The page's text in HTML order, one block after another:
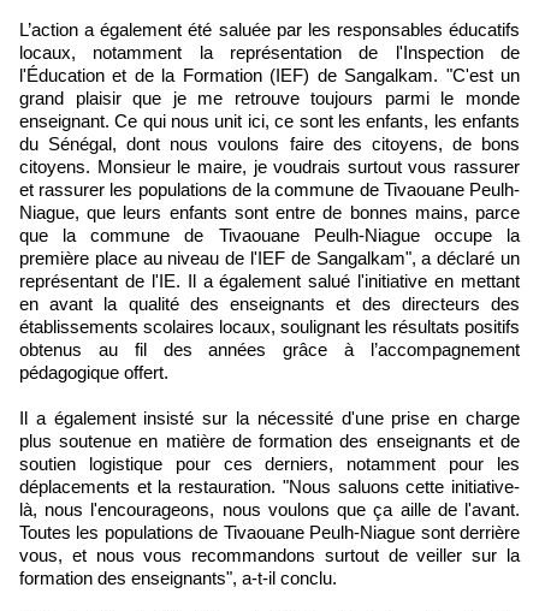
L’action a également été saluée par les responsables éducatifs
locaux, notamment la représentation de l'Inspection de
l'Éducation et de la Formation (IEF) de Sangalkam. "C'est un
grand plaisir que je me retrouve toujours parmi le monde
enseignant. Ce qui nous unit ici, ce sont les enfants, les enfants
du Sénégal, dont nous voulons faire des citoyens, de bons
citoyens. Monsieur le maire, je voudrais surtout vous rassurer
et rassurer les populations de la commune de Tivaouane Peulh-
Niague, que leurs enfants sont entre de bonnes mains, parce
que la commune de Tivaouane Peulh-Niague occupe la
première place au niveau de l'IEF de Sangalkam", a déclaré un
représentant de l'IE. Il a également salué l'initiative en mettant
en avant la qualité des enseignants et des directeurs des
établissements scolaires locaux, soulignant les résultats positifs
obtenus au fil des années grâce à l’accompagnement
pédagogique offert.
Il a également insisté sur la nécessité d'une prise en charge
plus soutenue en matière de formation des enseignants et de
soutien logistique pour ces derniers, notamment pour les
déplacements et la restauration. "Nous saluons cette initiative-
là, nous l'encourageons, nous voulons que ça aille de l'avant.
Toutes les populations de Tivaouane Peulh-Niague sont derrière
vous, et nous vous recommandons surtout de veiller sur la
formation des enseignants", a-t-il conclu.